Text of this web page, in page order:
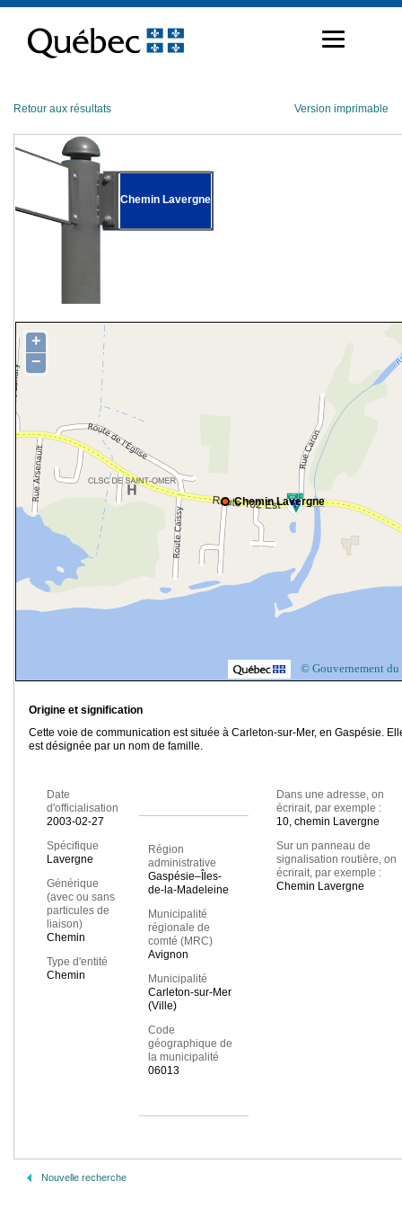
contenu
Retour aux résultats Version imprimable
Chemin Lavergne
Chemin Lavergne
+
−
© Gouvernement du
Origine et signification
Cette voie de communication est située à Carleton-sur-Mer, en Gaspésie.
est désignée par un nom de famille.
Date
d'officialisation
2003-02-27
Spécifique
Lavergne
Générique
(avec ou sans
particules de
liaison)
Chemin
Type d'entité
Chemin
Région
administrative
Gaspésie–Îles-
de-la-Madeleine
Municipalité
régionale de
comté (MRC)
Avignon
Municipalité
Carleton-sur-Mer
(Ville)
Code
géographique de
la municipalité
06013
Dans une adresse, on
écrirait, par exemple :
10, chemin Lavergne
Sur un panneau de
signalisation routière, on
écrirait, par exemple :
Chemin Lavergne
Nouvelle recherche